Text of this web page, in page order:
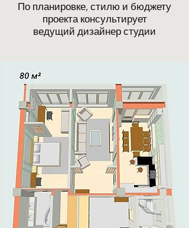
По планировке, стилю и бюджету
проекта консультирует
ведущий дизайнер студии